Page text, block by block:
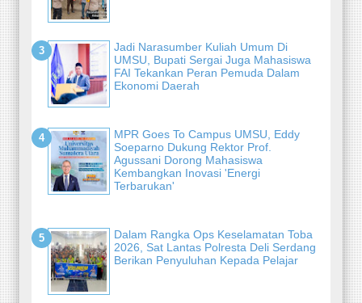
Jadi Narasumber Kuliah Umum Di
UMSU, Bupati Sergai Juga Mahasiswa
FAI Tekankan Peran Pemuda Dalam
Ekonomi Daerah
MPR Goes To Campus UMSU, Eddy
Soeparno Dukung Rektor Prof.
Agussani Dorong Mahasiswa
Kembangkan Inovasi 'Energi
Terbarukan'
Dalam Rangka Ops Keselamatan Toba
2026, Sat Lantas Polresta Deli Serdang
Berikan Penyuluhan Kepada Pelajar